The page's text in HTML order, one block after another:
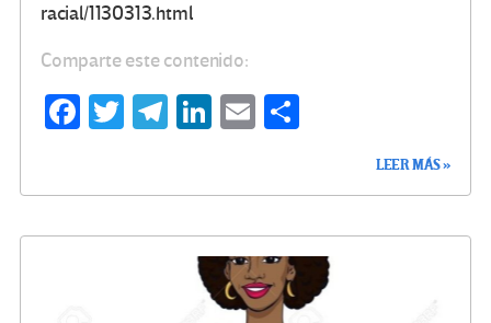
racial/1130313.html
Comparte este contenido:
Fa T
Te Li
n
E
ar
tir
LEER MÁS »